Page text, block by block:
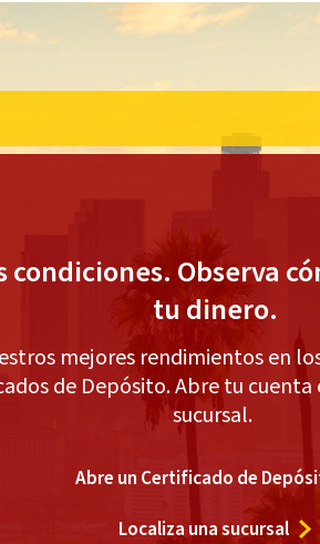
condiciones. Observa
tu dinero.
mejores rendimientos en
de Depósito. Abre tu
sucursal.
Abre un Certificado de
Localiza una sucursal